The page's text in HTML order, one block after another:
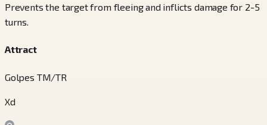
Prevents the target from fleeing and inflicts damage for 2-5
turns.
Attract
Golpes TM/TR
Xd